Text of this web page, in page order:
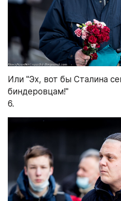
Или "Эх, вот бы Сталина
биндеровцам!"
6.